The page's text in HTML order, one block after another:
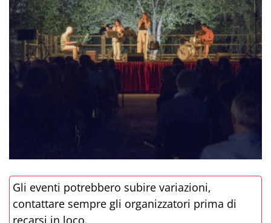
Gli eventi potrebbero subire variazioni,
contattare sempre gli organizzatori prima di
recarsi in loco.